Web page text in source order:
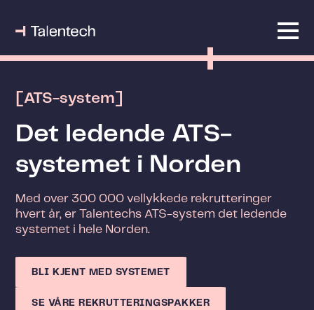
[ATS-system]
Det ledende ATS-
systemet i Norden
Med over 300 000 vellykkede rekrutteringer
hvert år, er Talentechs ATS-system det ledende
systemet i hele Norden.
BLI KJENT MED SYSTEMET
SE VÅRE REKRUTTERINGSPAKKER